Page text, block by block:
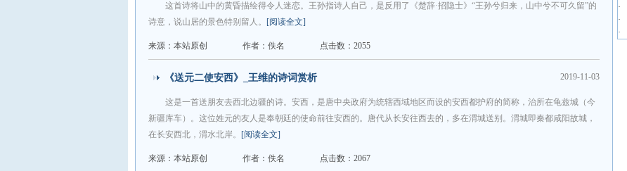
这首诗将山中的黄昏描绘得令人迷恋。王孙指诗人自己，是反用了《楚辞·招隐士》“王孙兮归来，山中兮不可久留”的
诗意，说山居的景色特别留人。 [阅读全文]
来源：本站原创 作者：佚名 点击数：2055
2019-11-03
《送元二使安西》_王维的诗词赏析
这是一首送朋友去西北边疆的诗。安西，是唐中央政府为统辖西域地区而设的安西都护府的简称，治所在龟兹城（今
新疆库车）。这位姓元的友人是奉朝廷的使命前往安西的。唐代从长安往西去的，多在渭城送别。渭城即秦都咸阳故城，
在长安西北，渭水北岸。 [阅读全文]
来源：本站原创 作者：佚名 点击数：2067
·
·
·